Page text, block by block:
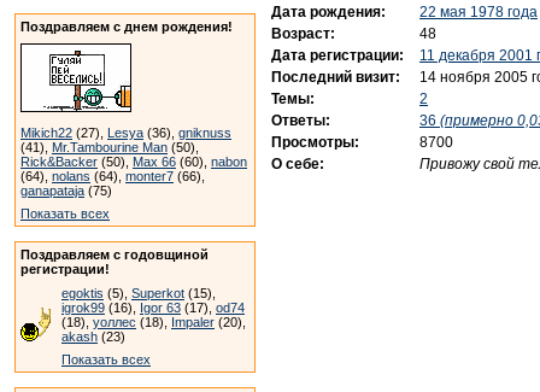
Поздравляем с днем рождения!
Mikich22 (27), Lesya (36), gniknuss
(41), Mr.Tambourine Man (50),
Rick&Backer (50), Max 66 (60), nabon
(64), nolans (64), monter7 (66),
ganapataja (75)
Показать всех
Поздравляем с годовщиной
регистрации!
egoktis (5), Superkot (15),
igrok99 (16), Igor 63 (17), od74
(18), уоллес (18), Impaler (20),
akash (23)
Показать всех
Дата рождения:
22 мая 1978 года
Возраст:
48
Дата регистрации:
11 декабря 2001
Последний визит:
14 ноября 2005
Темы:
2
Ответы:
36 (примерно
Просмотры:
8700
О себе:
Привожу свой